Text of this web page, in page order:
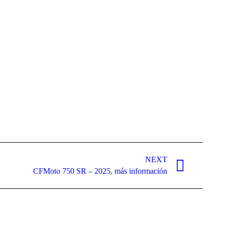
NEXT
CFMoto 750 SR – 2025, más información